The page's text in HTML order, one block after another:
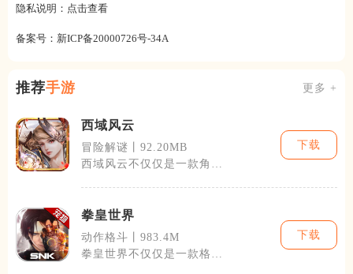
隐私说明： 点击查看
备案号： 新ICP备20000726号-34A
推荐手游 更多 +
西域风云
冒险解谜丨92.20MB
西域风云不仅仅是一款角色
下载
拳皇世界
动作格斗丨983.4M
拳皇世界不仅仅是一款格斗
下载